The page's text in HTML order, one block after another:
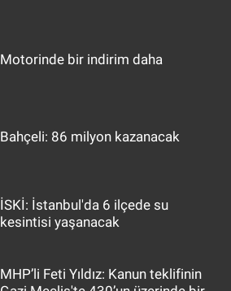
Motorinde bir indirim daha
Bahçeli: 86 milyon kazanacak
İSKİ: İstanbul'da 6 ilçede su
kesintisi yaşanacak
MHP’li Feti Yıldız: Kanun teklifinin